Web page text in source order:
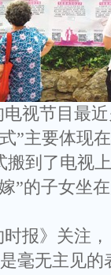
视节目最
”主要体现
到了电视
”的子女坐
报》关注
毫无主见的